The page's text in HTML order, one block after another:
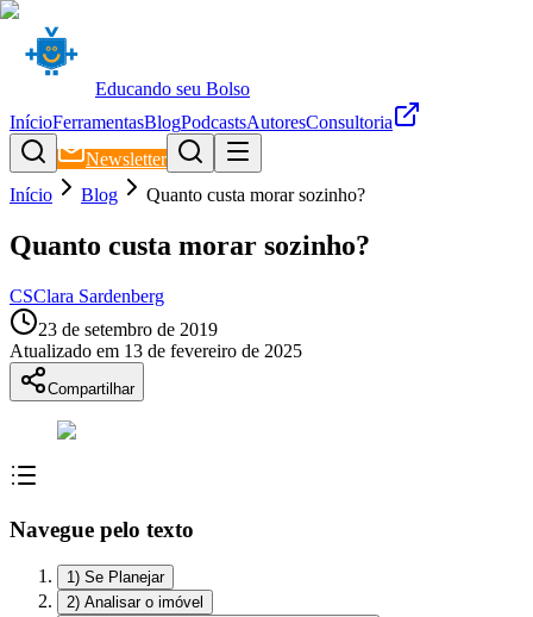
Educando seu Bolso
InícioFerramentasBlogPodcastsAutoresConsultoria
Newsletter
Início
Blog Quanto custa morar sozinho?
Quanto custa morar sozinho?
CSClara Sardenberg
23 de setembro de 2019
Atualizado em 13 de fevereiro de 2025
Compartilhar
Navegue pelo texto
1) Se Planejar
2) Analisar o imóvel